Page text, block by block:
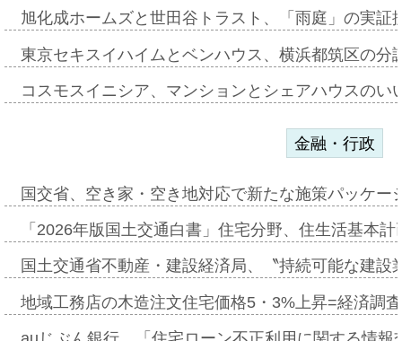
旭化成ホームズと世田谷トラスト、「雨庭」の実
東京セキスイハイムとベンハウス、横浜都筑区の
コスモスイニシア、マンションとシェアハウスの
金融・行政
国交省、空き家・空き地対応で新たな施策パッケ
「2026年版国土交通白書」住宅分野、住生活基本
国土交通省不動産・建設経済局、〝持続可能な建
地域工務店の木造注文住宅価格5・3%上昇=経済調